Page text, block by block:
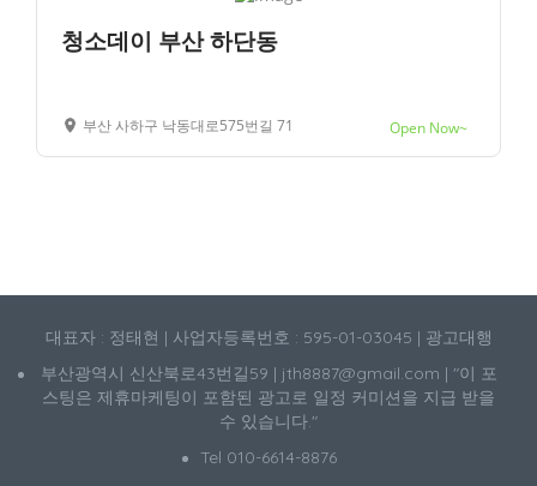
청소데이 부산 하단동
부산 사하구 낙동대로575번길 71 Open Now~
대표자 : 정태현 | 사업자등록번호 : 595-01-03045 | 광고대행
부산광역시 신산북로43번길59 | jth8887@gmail.com | "이 포
스팅은 제휴마케팅이 포함된 광고로 일정 커미션을 지급 받을
수 있습니다."
Tel 010-6614-8876